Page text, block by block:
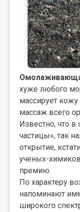
хуже любого
массирует
массаж всего
Известно, что
частицы», так
открытие,
ученых-
премию.
По характеру
напоминают
широкого